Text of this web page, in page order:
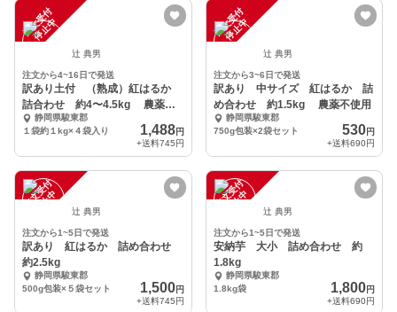
注
文
受
付
停
止
中
辻 典男
注文から4~16日で発送
訳あり土付 （熟成）紅はるか
詰合わせ 約4〜4.5kg 農薬不
使用静岡県駿東郡
１袋約１kg×４袋入り
1,488円
+送料745円
注
文
受
付
停
止
中
辻 典男
注文から3~6日で発送
訳あり 中サイズ 紅はるか 詰
め合わせ 約1.5kg 農薬不使用
静岡県駿東郡
750g包装×2袋セット
530円
+送料690円
注
文
受
付
停
止
中 辻 典男
注文から1~5日で発送
訳あり 紅はるか 詰め合わせ
約2.5kg
静岡県駿東郡
500g包装×５袋セット
1,500円
+送料745円
注
文
受
付
停
止
中 辻 典男
注文から1~5日で発送
安納芋 大小 詰め合わせ 約
1.8kg
静岡県駿東郡
1.8kg袋
1,800円
+送料690円